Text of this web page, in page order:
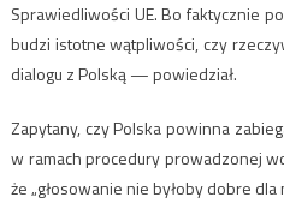
Sprawiedliwości UE. Bo faktycznie
budzi istotne wątpliwości, czy
dialogu z Polską — powiedział.
Zapytany, czy Polska powinna
w ramach procedury prowadzonej
że „głosowanie nie byłoby dobre dla